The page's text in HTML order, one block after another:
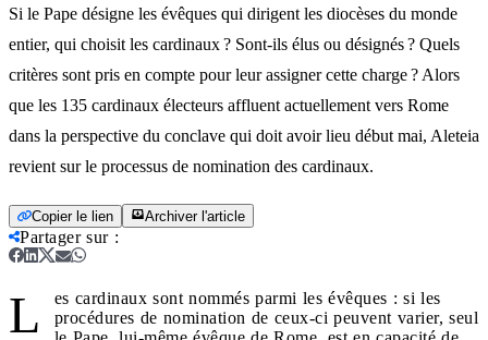
Si le Pape désigne les évêques qui dirigent les diocèses du monde
entier, qui choisit les cardinaux ? Sont-ils élus ou désignés ? Quels
critères sont pris en compte pour leur assigner cette charge ? Alors
que les 135 cardinaux électeurs affluent actuellement vers Rome
dans la perspective du conclave qui doit avoir lieu début mai, Aleteia
revient sur le processus de nomination des cardinaux.
Copier le lien Archiver l'article
Partager sur:
L
es cardinaux sont nommés parmi les évêques : si les
procédures de nomination de ceux-ci peuvent varier, seul